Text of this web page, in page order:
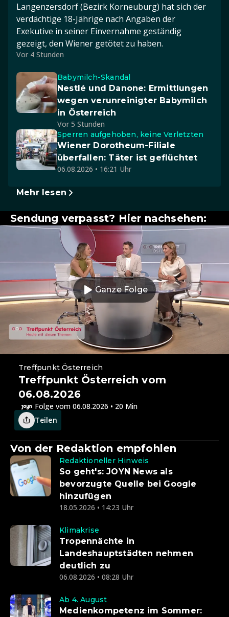
Langenzersdorf (Bezirk Korneuburg) hat sich der
verdächtige 18-Jährige nach Angaben der
Exekutive in seiner Einvernahme geständig
gezeigt, den Wiener getötet zu haben.
Vor 4 Stunden
Babymilch-Skandal
Nestlé und Danone: Ermittlungen
wegen verunreinigter Babymilch
in Österreich
Vor 5 Stunden
Sperren aufgehoben, keine Verletzten
Wiener Dorotheum-Filiale
überfallen: Täter ist geflüchtet
06.08.2026 • 16:21 Uhr
Mehr lesen
Sendung verpasst? Hier nachsehen:
Ganze Folge
Treffpunkt Österreich
Treffpunkt Österreich vom
06.08.2026
Folge vom 06.08.2026 • 20 Min
Teilen
Von der Redaktion empfohlen
Redaktioneller Hinweis
So geht's: JOYN News als
bevorzugte Quelle bei Google
hinzufügen
18.05.2026 • 14:23 Uhr
Klimakrise
Tropennächte in
Landeshauptstädten nehmen
deutlich zu
06.08.2026 • 08:28 Uhr
Ab 4. August
Medienkompetenz im Sommer: